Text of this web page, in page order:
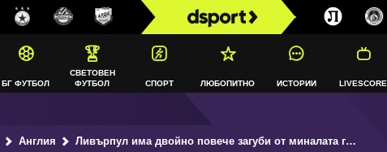
БГ ФУТБОЛ
СВЕТОВЕН
ФУТБОЛ
СПОРТ ЛЮБОПИТНО ИСТОРИИ LIVESCORE
Англия Ливърпул има двойно повече загуби от миналата година